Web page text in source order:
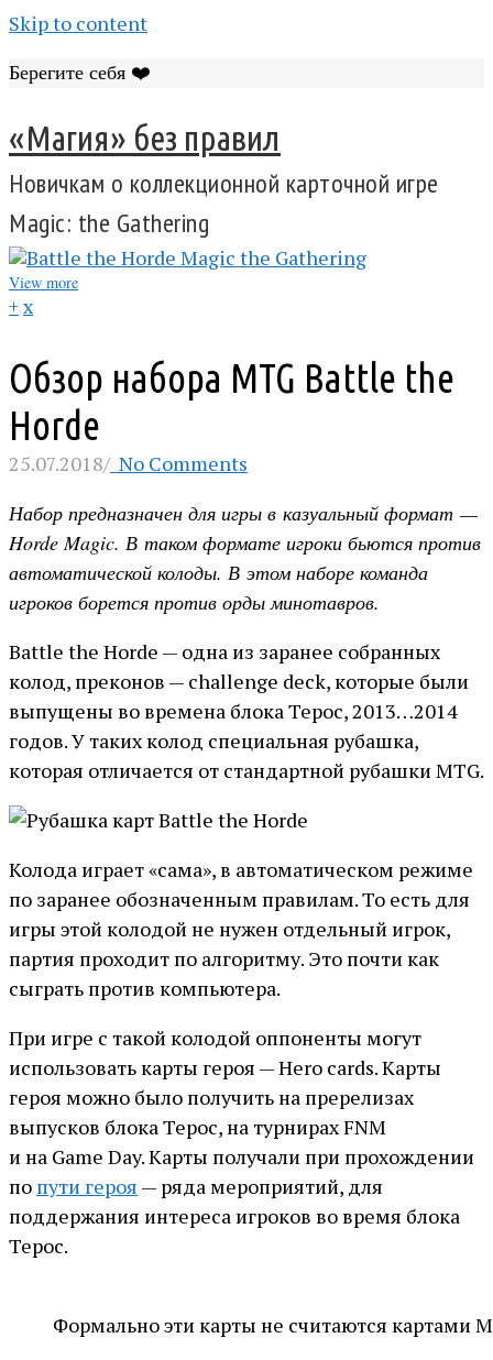
Skip to content
Берегите себя ❤️
«Магия» без правил
Новичкам о коллекционной карточной игре
Magic: the Gathering
View more
+x
Обзор набора MTG Battle the
Horde
25.07.2018/No Comments
Набор предназначен для игры в казуальный формат —
Horde Magic. В таком формате игроки бьются против
автоматической колоды. В этом наборе команда
игроков борется против орды минотавров.
Battle the Horde — одна из заранее собранных
колод, преконов — challenge deck, которые были
выпущены во времена блока Терос, 2013…2014
годов. У таких колод специальная рубашка,
которая отличается от стандартной рубашки MTG.
Колода играет «сама», в автоматическом режиме
по заранее обозначенным правилам. То есть для
игры этой колодой не нужен отдельный игрок,
партия проходит по алгоритму. Это почти как
сыграть против компьютера.
При игре с такой колодой оппоненты могут
использовать карты героя — Hero cards. Карты
героя можно было получить на пререлизах
выпусков блока Терос, на турнирах FNM
и на Game Day. Карты получали при прохождении
по пути героя — ряда мероприятий, для
поддержания интереса игроков во время блока
Терос.
Формально эти карты не считаются картами